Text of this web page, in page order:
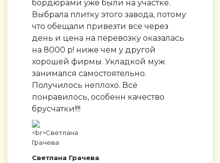
бордюрами уже были на участке.
Выбрала плитку этого завода, потому
что обещали привезти все через
день и цена на перевозку оказалась
на 8000 р! ниже чем у другой
хорошей фирмы. Укладкой муж
занимался самостоятельно.
Получилось неплохо. Всё
понравилось, особенн качество
брусчатки!!!!
Светлана Грачева